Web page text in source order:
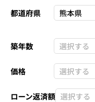
都道府県
築年数
価格
ローン返済額